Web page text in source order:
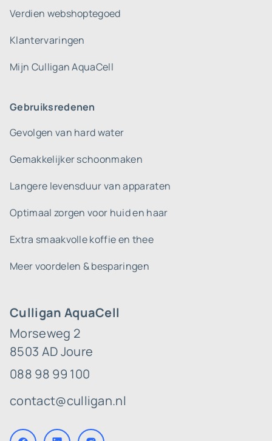
Culligan AquaCell
Morseweg 2
8503 AD Joure
088 98 99 100
contact@culligan.nl
Verdien webshoptegoed
Klantervaringen
Mijn Culligan AquaCell
Gebruiksredenen
Gevolgen van hard water
Gemakkelijker schoonmaken
Langere levensduur van apparaten
Optimaal zorgen voor huid en haar
Extra smaakvolle koffie en thee
Meer voordelen & besparingen